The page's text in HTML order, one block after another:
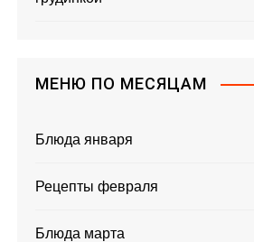
МЕНЮ ПО МЕСЯЦАМ
Блюда января
Рецепты февраля
Блюда марта